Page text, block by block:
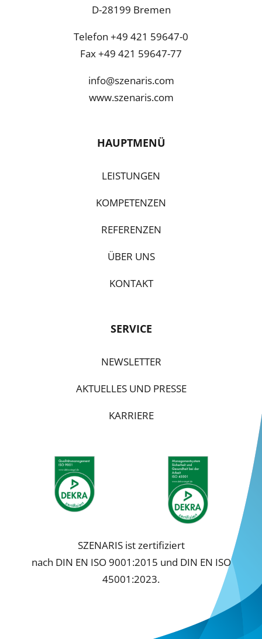
D-28199 Bremen
Telefon +49 421 59647-0
Fax +49 421 59647-77
info@szenaris.com
www.szenaris.com
HAUPTMENÜ
LEISTUNGEN
KOMPETENZEN
REFERENZEN
ÜBER UNS
KONTAKT
SERVICE
NEWSLETTER
AKTUELLES UND PRESSE
KARRIERE
SZENARIS ist zertifiziert
nach DIN EN ISO 9001:2015 und DIN EN ISO
45001:2023.